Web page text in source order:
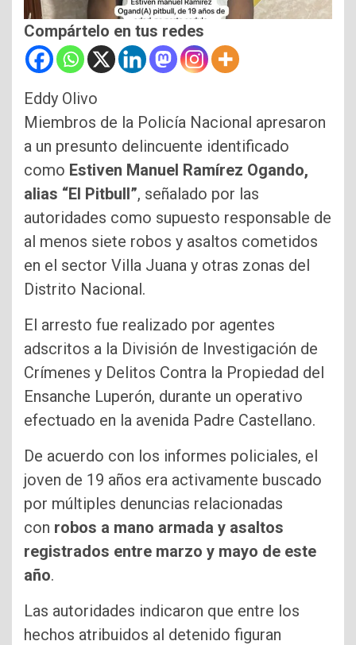
Compártelo en tus redes
Eddy Olivo
Miembros de la Policía Nacional apresaron
a un presunto delincuente identificado
como Estiven Manuel Ramírez Ogando,
alias “El Pitbull”, señalado por las
autoridades como supuesto responsable de
al menos siete robos y asaltos cometidos
en el sector Villa Juana y otras zonas del
Distrito Nacional.
El arresto fue realizado por agentes
adscritos a la División de Investigación de
Crímenes y Delitos Contra la Propiedad del
Ensanche Luperón, durante un operativo
efectuado en la avenida Padre Castellano.
De acuerdo con los informes policiales, el
joven de 19 años era activamente buscado
por múltiples denuncias relacionadas
con robos a mano armada y asaltos
registrados entre marzo y mayo de este
año.
Las autoridades indicaron que entre los
hechos atribuidos al detenido figuran